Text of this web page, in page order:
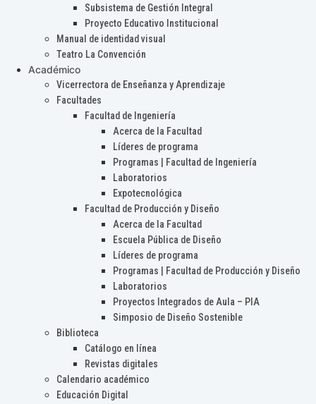
Subsistema de Gestión Integral
Proyecto Educativo Institucional
Manual de identidad visual
Teatro La Convención
Académico
Vicerrectora de Enseñanza y Aprendizaje
Facultades
Facultad de Ingeniería
Acerca de la Facultad
Líderes de programa
Programas | Facultad de Ingeniería
Laboratorios
Expotecnológica
Facultad de Producción y Diseño
Acerca de la Facultad
Escuela Pública de Diseño
Líderes de programa
Programas | Facultad de Producción y Diseño
Laboratorios
Proyectos Integrados de Aula – PIA
Simposio de Diseño Sostenible
Biblioteca
Catálogo en línea
Revistas digitales
Calendario académico
Educación Digital